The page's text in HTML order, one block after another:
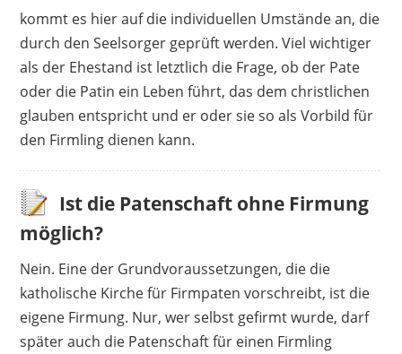
kommt es hier auf die individuellen Umstände an, die
durch den Seelsorger geprüft werden. Viel wichtiger
als der Ehestand ist letztlich die Frage, ob der Pate
oder die Patin ein Leben führt, das dem christlichen
glauben entspricht und er oder sie so als Vorbild für
den Firmling dienen kann.
Ist die Patenschaft ohne Firmung
möglich?
Nein. Eine der Grundvoraussetzungen, die die
katholische Kirche für Firmpaten vorschreibt, ist die
eigene Firmung. Nur, wer selbst gefirmt wurde, darf
später auch die Patenschaft für einen Firmling